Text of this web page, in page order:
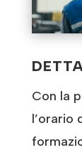
Con la
l’orario